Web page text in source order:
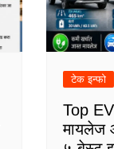
टेक इन्फो
Top
मायलेज